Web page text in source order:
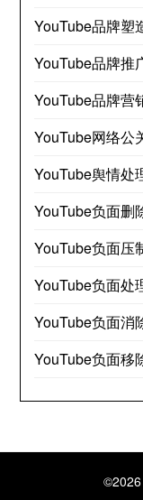
YouTube品牌塑
YouTube品牌推
YouTube品牌营
YouTube网络公
YouTube舆情处
YouTube负面删
YouTube负面压
YouTube负面处
YouTube负面消
YouTube负面移
©2026